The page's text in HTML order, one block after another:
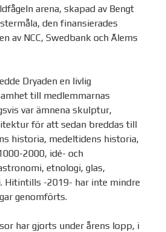
arena, skapad av Bengt
den finansierades
av NCC, Swedbank och Ålems
Dryaden en livlig
till medlemmarnas
var ämnena skulptur,
för att sedan breddas till
historia, medeltidens historia,
2000, idé- och
etnologi, glas,
Hitintills -2019- har inte mindre
genomförts.
har gjorts under årens lopp, i